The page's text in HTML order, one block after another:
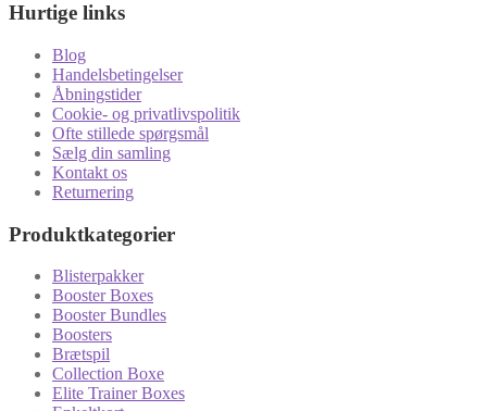
Hurtige links
Blog
Handelsbetingelser
Åbningstider
Cookie- og privatlivspolitik
Ofte stillede spørgsmål
Sælg din samling
Kontakt os
Returnering
Produktkategorier
Blisterpakker
Booster Boxes
Booster Bundles
Boosters
Brætspil
Collection Boxe
Elite Trainer Boxes